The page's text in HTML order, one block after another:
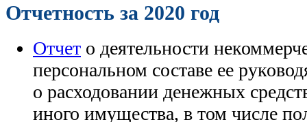
Отчетность за 2020 год
Отчет о деятельности
персональном составе ее
о расходовании денежных
иного имущества, в том числе